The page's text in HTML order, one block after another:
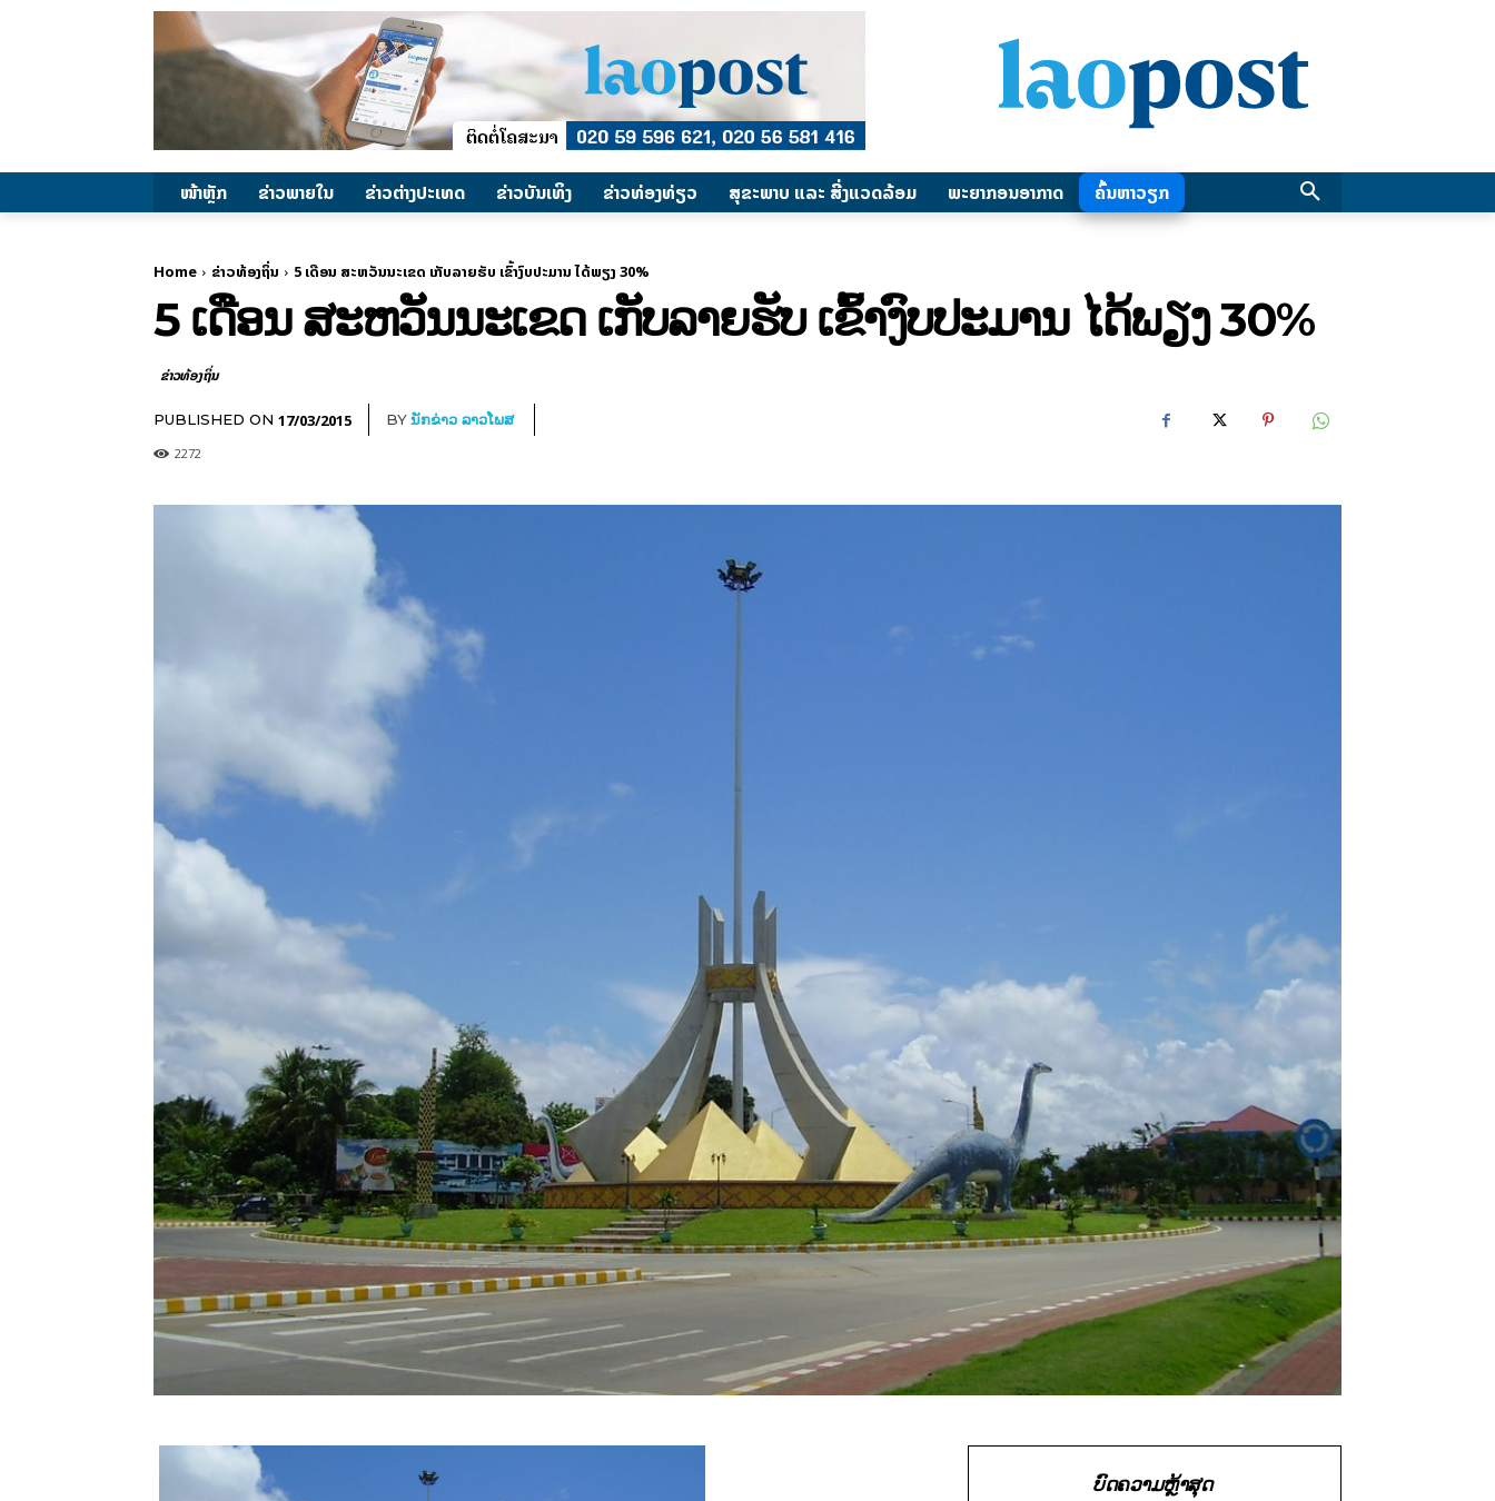
ໜ້າຫຼັກ ຂ່າວພາຍ​ໃນ ຂ່າວຕ່າງປະເທດ ​ຂ່າວບັນເທິງ ​ຂ່າວທ່ອງທ່ຽວ ສຸຂະພາບ ແລະ ສີ່ງແວດລ້ອມ ພະຍາກອນອາກາດ ຄົ້ນຫາວຽກ
Home ຂ່າວທ້ອງຖິ່ນ 5 ເດືອນ ສະຫວັນນະເຂດ ເກັບລາຍຮັບ ເຂົ້າງົບປະມານ ໄດ້ພຽງ 30%
5 ເດືອນ ສະຫວັນນະເຂດ ເກັບລາຍຮັບ ເຂົ້າງົບປະມານ ໄດ້ພຽງ 30%
ຂ່າວທ້ອງຖິ່ນ
PUBLISHED ON 17/03/2015 BYນັກຂ່າວ ລາວໂພສ
2272
ບົດຄວາມຫຼ້າສຸດ